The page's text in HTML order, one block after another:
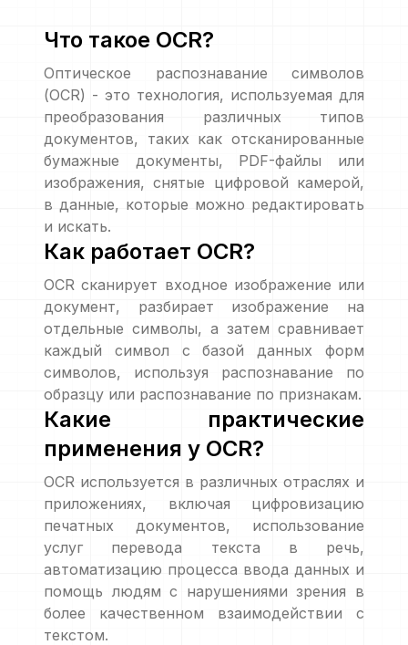
Что такое OCR?
Оптическое распознавание символов
(OCR) - это технология, используемая для
преобразования различных типов
документов, таких как отсканированные
бумажные документы, PDF-файлы или
изображения, снятые цифровой камерой,
в данные, которые можно редактировать
и искать.
Как работает OCR?
OCR сканирует входное изображение или
документ, разбирает изображение на
отдельные символы, а затем сравнивает
каждый символ с базой данных форм
символов, используя распознавание по
образцу или распознавание по признакам.
Какие практические
применения у OCR?
OCR используется в различных отраслях и
приложениях, включая цифровизацию
печатных документов, использование
услуг перевода текста в речь,
автоматизацию процесса ввода данных и
помощь людям с нарушениями зрения в
более качественном взаимодействии с
текстом.